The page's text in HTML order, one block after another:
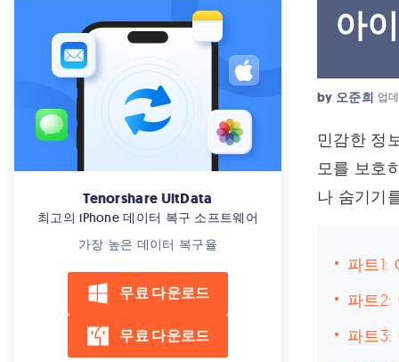
Tenorshare UltData
최고의 iPhone 데이터 복구 소프트웨어
가장 높은 데이터 복구율
무료 다운로드
무료 다운로드
아
by 오준희 업
민감한 정
모를 보호
나 숨기기
파트1:
파트2:
파트3: